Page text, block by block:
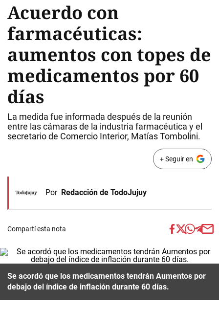
Acuerdo con
farmacéuticas:
aumentos con topes de
medicamentos por 60
días
La medida fue informada después de la reunión
entre las cámaras de la industria farmacéutica y el
secretario de Comercio Interior, Matías Tombolini.
+ Seguir en
Por Redacción de TodoJujuy
Compartí esta nota
Se acordó que los medicamentos tendrán Aumentos por
debajo del índice de inflación durante 60 días.